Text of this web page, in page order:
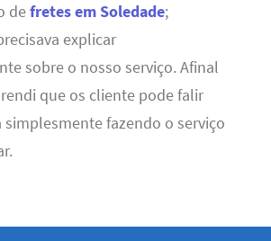
defretes em Soledade;
explicar
sobre o nosso serviço. Afinal
que os cliente pode falir
simplesmente fazendo o serviço